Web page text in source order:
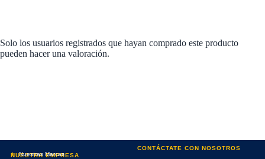
Solo los usuarios registrados que hayan comprado este producto
pueden hacer una valoración.
NUESTRA EMPRESA
Nuestras Marcas
CONTÁCTATE CON NOSOTROS